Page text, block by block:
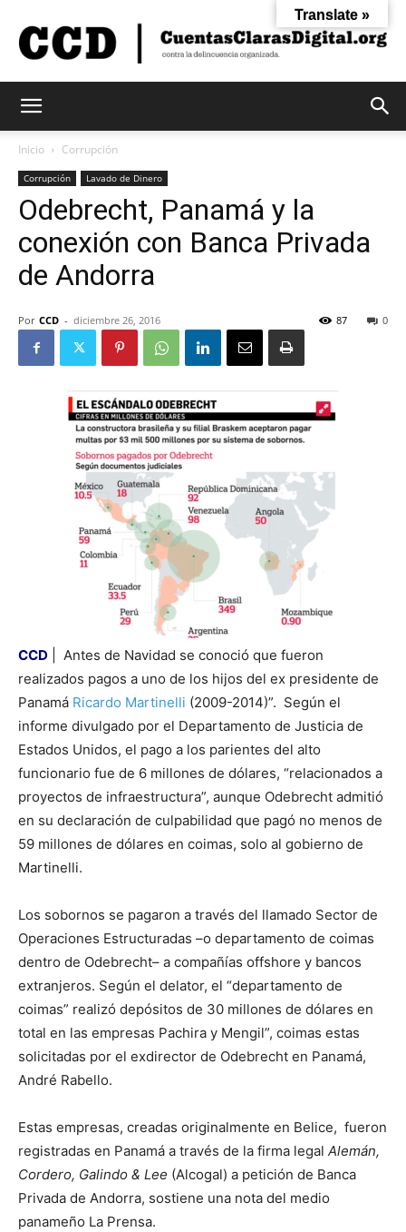
Claras
Inicio Corrupción
Corrupción Lavado de Dinero
Odebrecht, Panamá y la
conexión con Banca Privada
de Andorra
Por CCD - diciembre 26, 2016 0
87
CCD
| Antes de Navidad se conoció que fueron
realizados pagos a uno de los hijos del ex presidente de
Panamá Ricardo Martinelli (2009­-2014)”. Según el
informe divulgado por el Departamento de Justicia de
Estados Unidos, el pago a los parientes del alto
funcionario fue de 6 millones de dólares, “relacionados a
proyectos de infraestructura”, aunque Odebrecht admitió
en su declaración de culpabilidad que pagó no menos de
59 millones de dólares en coimas, solo al gobierno de
Martinelli.
Los sobornos se pagaron a través del llamado Sector de
Operaciones Estructuradas –o departamento de coimas
dentro de Odebrecht– a compañías offshore y bancos
extranjeros. Según el delator, el “departamento de
coimas” realizó depósitos de 30 millones de dólares en
total en las empresas Pachira y Mengil”, coimas estas
solicitadas por el exdirector de Odebrecht en Panamá,
André Rabello.
Estas empresas, creadas originalmente en Belice, fueron
registradas en Panamá a través de la firma legal Alemán,
Cordero, Galindo & Lee (Alcogal) a petición de Banca
Privada de Andorra, sostiene una nota del medio
panameño La Prensa.
Translate »